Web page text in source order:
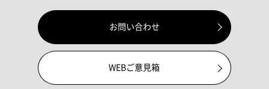
お問い合わせ
WEBご意見箱